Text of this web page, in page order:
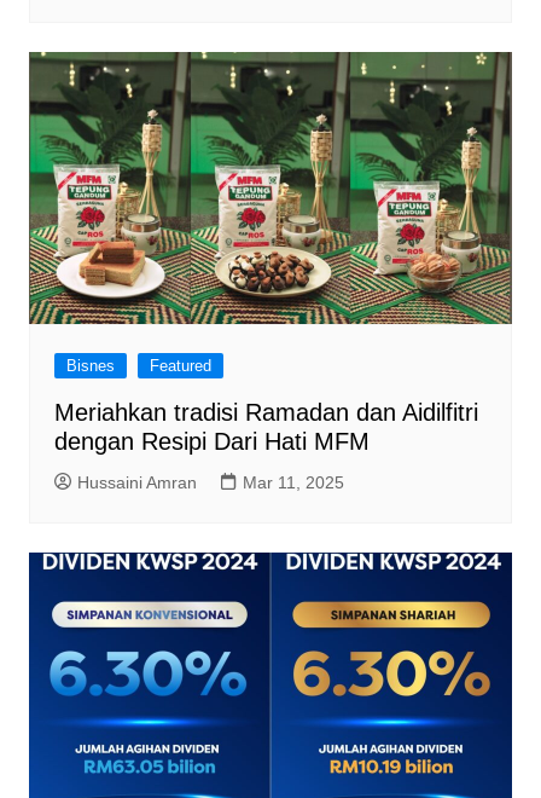
Bisnes Featured
Meriahkan tradisi Ramadan dan Aidilfitri
dengan Resipi Dari Hati MFM
Hussaini Amran Mar 11, 2025